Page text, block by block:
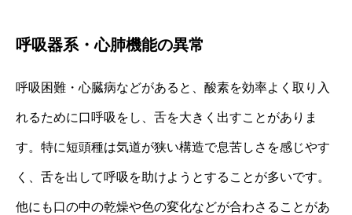
呼吸器系・心肺機能の異常
呼吸困難・心臓病などがあると、酸素を効率よく取り入
れるために口呼吸をし、舌を大きく出すことがありま
す。特に短頭種は気道が狭い構造で息苦しさを感じやす
く、舌を出して呼吸を助けようとすることが多いです。
他にも口の中の乾燥や色の変化などが合わさることがあ